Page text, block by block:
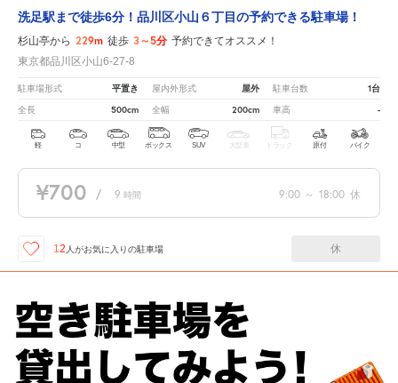
洗足駅まで徒歩6分！品川区小山６丁目の予約できる駐車場！
杉山亭から 229m 徒歩 3～5分 予約できてオススメ！
東京都品川区小山6-27-8
駐車場形式 平置き 屋内外形式 屋外 駐車台数 1台
全長 500cm 全幅 200cm 車高 -
軽 コ 中型 ボックス SUV 大型車 トラック 原付 バイク
¥700 / 9 時間 9:00 ～ 18:00 休
12 人がお気に入りの駐車場 休